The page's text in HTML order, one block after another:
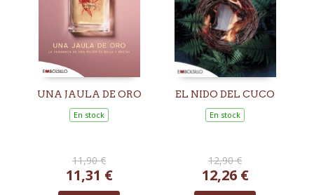
UNA JAULA DE ORO
En stock
11,90 €
11,31 €
EL NIDO DEL CUCO
En stock
12,90 €
12,26 €